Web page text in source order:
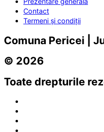
Contact
Termeni și condiții
Comuna Pericei |
© 2026
Toate drepturile